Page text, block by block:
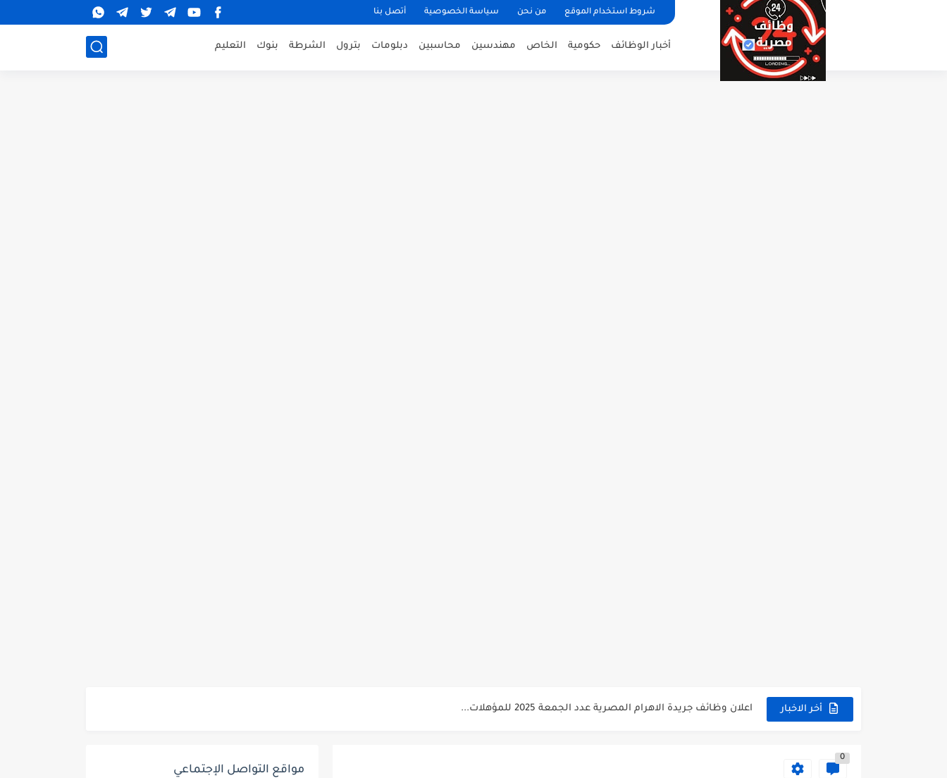
شروط استخدام الموقع من نحن سياسة الخصوصية أتصل بنا
أخبار الوظائف حكومية الخاص مهندسين محاسبين دبلومات بترول الشرطة بنوك التعليم
أخر الاخبار اعلان وظائف جريدة الاهرام المصرية عدد الجمعة 2025 للمؤهلات...
0
مواقع التواصل الإجتماعي